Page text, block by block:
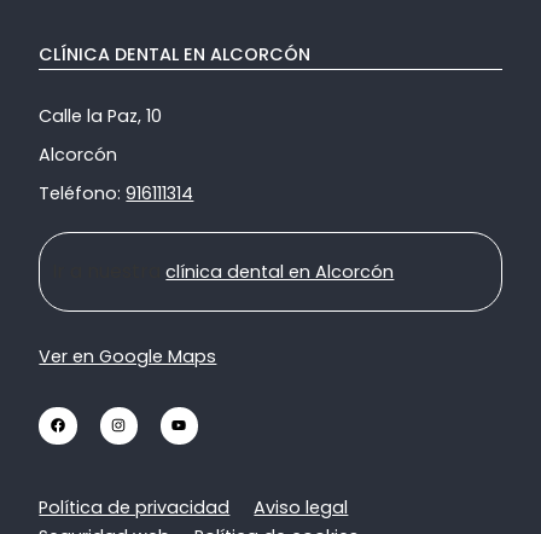
CLÍNICA DENTAL EN ALCORCÓN
Calle la Paz, 10
Alcorcón
Teléfono:916111314
Ir a nuestraclínica dental en Alcorcón
Ver en Google Maps
Política de privacidad
Aviso legal